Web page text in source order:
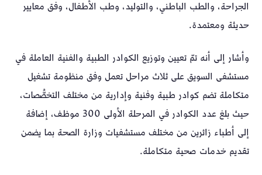
الجراحة، والطب الباطني، والتوليد، وطب الأطفال، وفق معايير
حديثة ومعتمدة.
وأشار إلى أنه تمّ تعيين وتوزيع الكوادر الطبية والفنية العاملة في
مستشفى السويق على ثلاث مراحل تعمل وفق منظومة تشغيل
متكاملة تضم كوادر طبية وفنية وإدارية من مختلف التخصُّصات،
حيث بلغ عدد الكوادر في المرحلة الأولى 300 موظف، إضافة
إلى أطباء زائرين من مختلف مستشفيات وزارة الصحة بما يضمن
تقديم خدمات صحية متكاملة.